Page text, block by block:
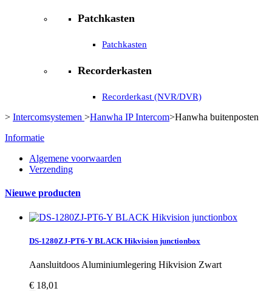
Patchkasten
Patchkasten
Recorderkasten
Recorderkast (NVR/DVR)
> Intercomsystemen >Hanwha IP Intercom>Hanwha buitenposten
Informatie
Algemene voorwaarden
Verzending
Nieuwe producten
DS-1280ZJ-PT6-Y BLACK Hikvision junctionbox
Aansluitdoos Aluminiumlegering Hikvision Zwart
€ 18,01